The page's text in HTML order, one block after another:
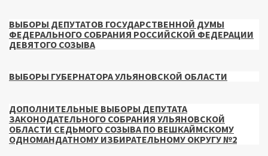
ВЫБОРЫ ДЕПУТАТОВ ГОСУДАРСТВЕННОЙ ДУМЫ
ФЕДЕРАЛЬНОГО СОБРАНИЯ РОССИЙСКОЙ ФЕДЕРАЦИИ
ДЕВЯТОГО СОЗЫВА
ВЫБОРЫ ГУБЕРНАТОРА УЛЬЯНОВСКОЙ ОБЛАСТИ
ДОПОЛНИТЕЛЬНЫЕ ВЫБОРЫ ДЕПУТАТА
ЗАКОНОДАТЕЛЬНОГО СОБРАНИЯ УЛЬЯНОВСКОЙ
ОБЛАСТИ СЕДЬМОГО СОЗЫВА ПО ВЕШКАЙМСКОМУ
ОДНОМАНДАТНОМУ ИЗБИРАТЕЛЬНОМУ ОКРУГУ №2